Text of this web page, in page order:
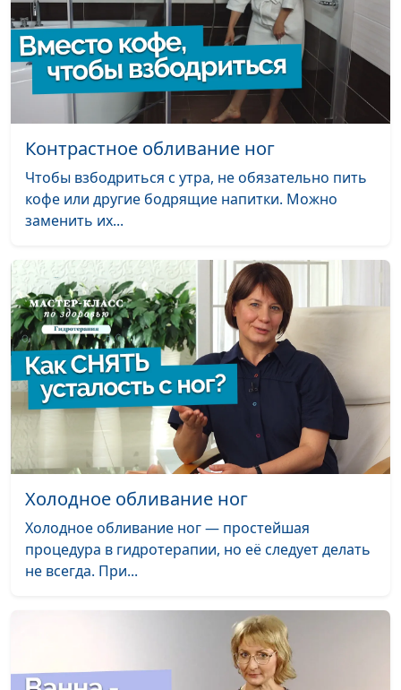
Абьюзер преследует
после расставания -
что делать?
Александр Сахаров,
священнослужитель,
консультант по
семейным
взаимоотношениям
#61
Циклы насилия в
отношениях с
абьюзером
священнослужитель,
консультант по
семейным
Три этапа отношений
с абьюзером
Александр Сахаров,
священнослужитель,
консультант по
семейным
взаимоотношениям
#59
Как прекратить
отношения с
абьюзером?
Александр Сахаров,
священнослужитель,
консультант по
семейным
взаимоотношениям
Почему жертва не
уходит от абьюзера?
Александр Сахаров,
священнослужитель,
консультант по
Александр Сахаров,
священнослужитель,
консультант по
Контрастное обливание ног
Чтобы взбодриться с утра, не обязательно пить
кофе или другие бодрящие напитки. Можно
заменить их...
Холодное обливание ног
Холодное обливание ног — простейшая
процедура в гидротерапии, но её следует делать
не всегда. При...